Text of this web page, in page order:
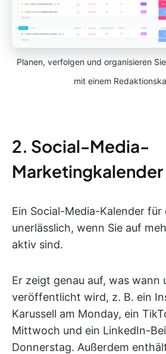
Planen, verfolgen und organisieren
mit einem
2. Social-Media-
Marketingkalender
Ein Social-Media-Kalender
unerlässlich, wenn Sie auf
aktiv sind.
Er zeigt genau auf, was wann
veröffentlicht wird, z. B. ein
Karussell am Monday, ein
Mittwoch und ein LinkedIn-
Donnerstag. Außerdem